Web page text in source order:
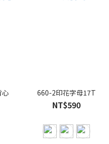
心 660-2印花字母17T
NT$590